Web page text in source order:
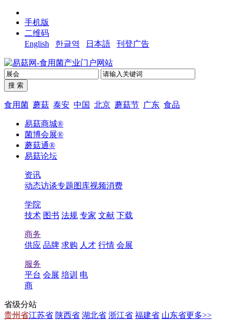
手机版
二维码
English
한글역 日本語 刊登广告
食用菌 蘑菇 泰安 中国 北京 蘑菇节 广东 食品
易菇商城®
菌博会展®
蘑菇通®
易菇论坛
资讯
动态访谈专题图库视频消费
学院
技术 图书 法规 专家 文献 下载
商务
供应 品牌 求购 人才 行情 会展
服务
平台 会展 培训 电
商
省级分站
贵州省江苏省 陕西省 湖北省 浙江省 福建省 山东省更多>>